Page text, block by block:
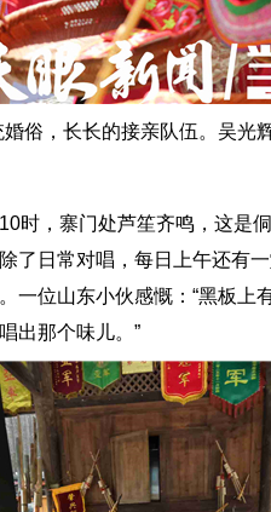
婚俗，长长的接亲队伍。吴光
，寨门处芦笙齐鸣，这是
了日常对唱，每日上午还有
一位山东小伙感慨：“黑板
出那个味儿。”